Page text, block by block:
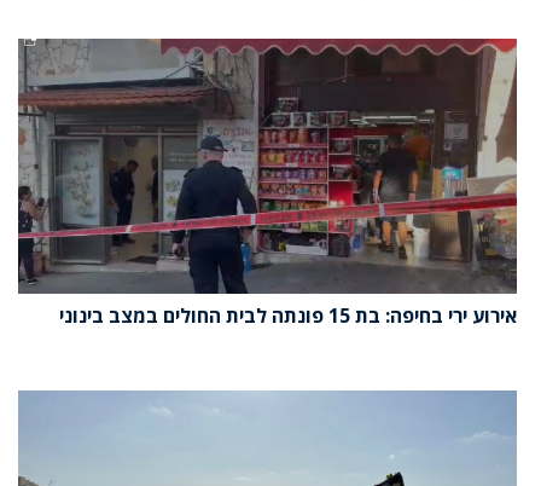
אירוע ירי בחיפה: בת 15 פונתה לבית החולים במצב בינוני